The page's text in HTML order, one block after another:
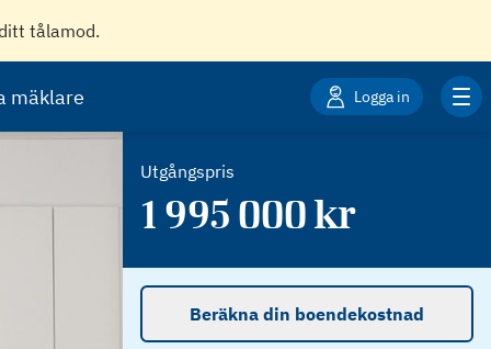
tålamod.
mäklare Logga in
Utgångspris
1 995 000kr
Beräkna din boendekostnad